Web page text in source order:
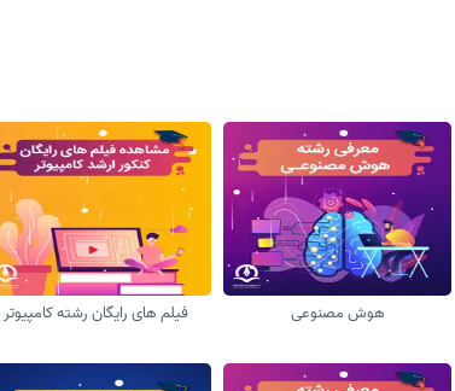
هوش مصنوعی فیلم های رایگان رشته کامپیوتر